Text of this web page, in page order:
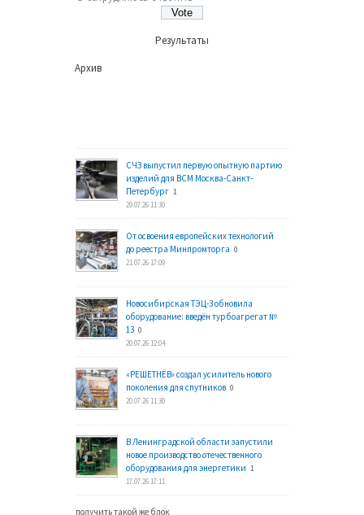
Результаты
Архив
СЧЗ выпустил первую опытную партию
изделий для ВСМ Москва-Санкт-
Петербург 1
29.07.26 11:30
От освоения европейских технологий
до реестра Минпромторга 0
21.07.26 17:09
Новосибирская ТЭЦ-3 обновила
оборудование: введён турбоагрегат №
13 0
20.07.26 12:04
«РЕШЕТНЁВ» создал усилитель нового
поколения для спутников 0
20.07.26 11:30
В Ленинградской области запустили
новое производство отечественного
оборудования для энергетики 1
17.07.26 17:11
получить такой же блок